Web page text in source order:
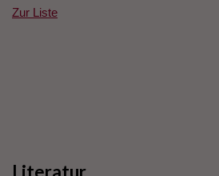
Zur Liste